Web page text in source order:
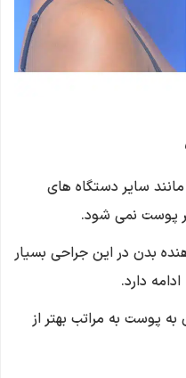
سایر دستگاه های
پوست نمی شود.
بدن در این جراحی بسیار
پوست به مراتب بهتر از